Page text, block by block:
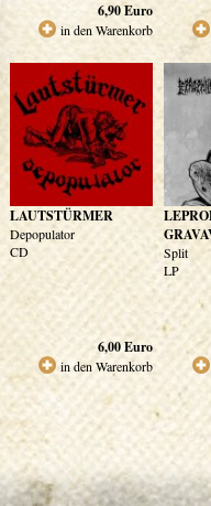
6,90Euro
in den Warenkorb
LAUTSTÜRMER
Depopulator
CD
6,00Euro
in den Warenkorb
Split
LP